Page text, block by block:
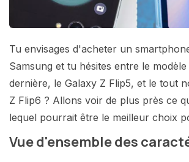
Tu envisages d'acheter un
Samsung et tu hésites entre le
dernière, le Galaxy Z Flip5, et le tout
Z Flip6 ? Allons voir de plus près ce
lequel pourrait être le meilleur choix
Vue d'ensemble des